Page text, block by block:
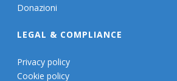
Donazioni
LEGAL & COMPLIANCE
Privacy policy
Cookie policy